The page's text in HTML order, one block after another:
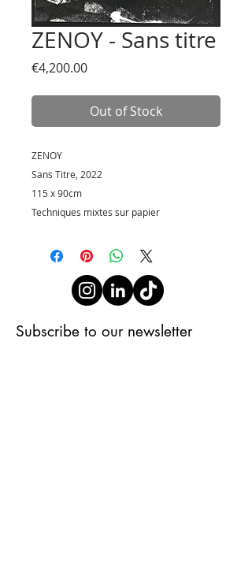
ZENOY - Sans titre
€4,200.00Price
Out of Stock
ZENOY
Sans Titre, 2022
115 x 90cm
Techniques mixtes sur papier
Subscribe to our newsletter